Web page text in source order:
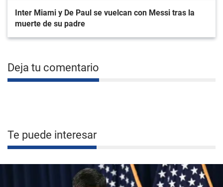
Inter Miami y De Paul se vuelcan con Messi tras la
muerte de su padre
Deja tu comentario
Te puede interesar